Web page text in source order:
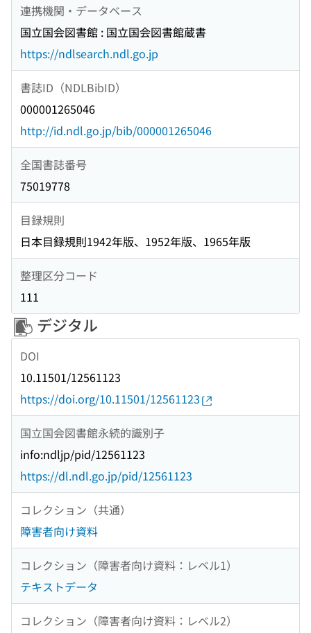
連携機関・データベース
国立国会図書館 : 国立国会図書館蔵書
https://ndlsearch.ndl.go.jp
書誌ID（NDLBibID）
000001265046
http://id.ndl.go.jp/bib/000001265046
全国書誌番号
75019778
目録規則
日本目録規則1942年版、1952年版、1965年版
整理区分コード
111
デジタル
DOI
10.11501/12561123
https://doi.org/10.11501/12561123
国立国会図書館永続的識別子
info:ndljp/pid/12561123
https://dl.ndl.go.jp/pid/12561123
コレクション（共通）
障害者向け資料
コレクション（障害者向け資料：レベル1）
テキストデータ
コレクション（障害者向け資料：レベル2）